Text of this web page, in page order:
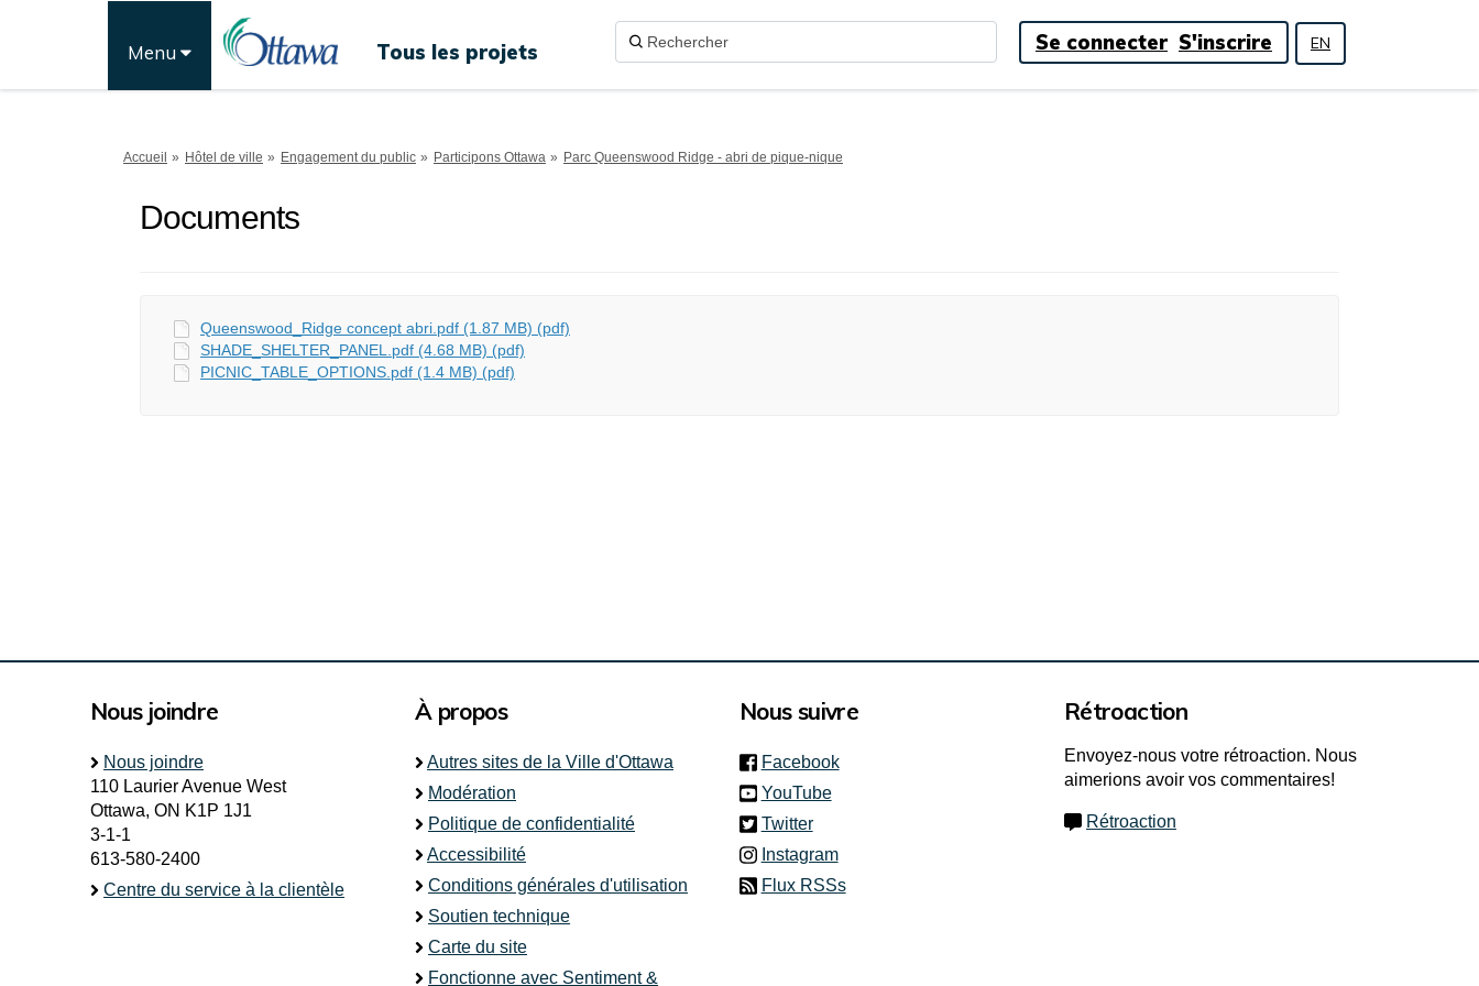
Menu EN
Tous les projets Se connecter S'inscrire
Vous êtes ici:
Accueil Hôtel de ville Engagement du public Participons Ottawa Parc Queenswood Ridge - abri de pique-nique
Documents
Queenswood_Ridge concept abri.pdf (1.87 MB) (pdf)
SHADE_SHELTER_PANEL.pdf (4.68 MB) (pdf)
PICNIC_TABLE_OPTIONS.pdf (1.4 MB) (pdf)
Nous joindre
Nous joindre
110 Laurier Avenue West
Ottawa, ON K1P 1J1
3-1-1
613-580-2400
Centre du service à la clientèle
À propos
Autres sites de la Ville d'Ottawa
Modération
Politique de confidentialité
Accessibilité
Conditions générales d'utilisation
Soutien technique
Carte du site
Fonctionne avec Sentiment &
Nous suivre
Facebook(link is external)
YouTube
Twitter(link is external)
Instagram
Flux RSSs
Rétroaction
Envoyez-nous votre rétroaction. Nous
aimerions avoir vos commentaires!
Rétroaction